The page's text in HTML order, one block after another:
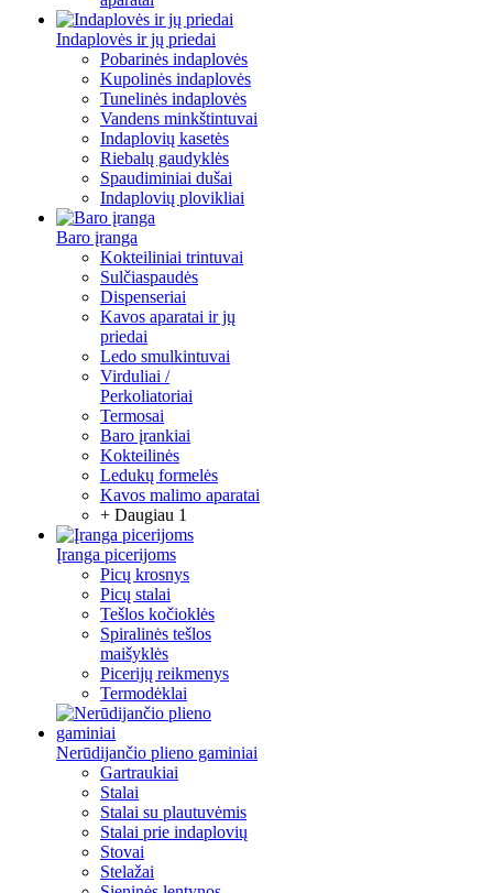
Indaplovės ir jų priedai
Pobarinės indaplovės
Kupolinės indaplovės
Tunelinės indaplovės
Vandens minkštintuvai
Indaplovių kasetės
Riebalų gaudyklės
Spaudiminiai dušai
Indaplovių plovikliai
Baro įranga
Kokteiliniai trintuvai
Sulčiaspaudės
Dispenseriai
Kavos aparatai ir jų
priedai
Ledo smulkintuvai
Virduliai /
Perkoliatoriai
Termosai
Baro įrankiai
Kokteilinės
Ledukų formelės
Kavos malimo aparatai
+ Daugiau 1
Įranga picerijoms
Picų krosnys
Picų stalai
Tešlos kočioklės
Spiralinės tešlos
maišyklės
Picerijų reikmenys
Termodėklai
Nerūdijančio plieno gaminiai
Gartraukiai
Stalai
Stalai su plautuvėmis
Stalai prie indaplovių
Stovai
Stelažai